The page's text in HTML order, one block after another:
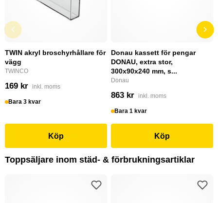
TWIN akryl broschyrhållare för
vägg
TWINCO
169 kr inkl. moms
Bara 3 kvar
Köp
Donau kassett för pengar
DONAU, extra stor,
300x90x240 mm, s...
Donau
863 kr inkl. moms
Bara 1 kvar
Köp
Toppsäljare inom städ- & förbrukningsartiklar